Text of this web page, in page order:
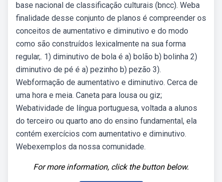
base nacional de classificação culturais (bncc). Weba
finalidade desse conjunto de planos é compreender os
conceitos de aumentativo e diminutivo e do modo
como são construídos lexicalmente na sua forma
regular,. 1) diminutivo de bola é a) bolão b) bolinha 2)
diminutivo de pé é a) pezinho b) pezão 3).
Webformação de aumentativo e diminutivo. Cerca de
uma hora e meia. Caneta para lousa ou giz;
Webatividade de língua portuguesa, voltada a alunos
do terceiro ou quarto ano do ensino fundamental, ela
contém exercícios com aumentativo e diminutivo.
Webexemplos da nossa comunidade.
For more information, click the button below.